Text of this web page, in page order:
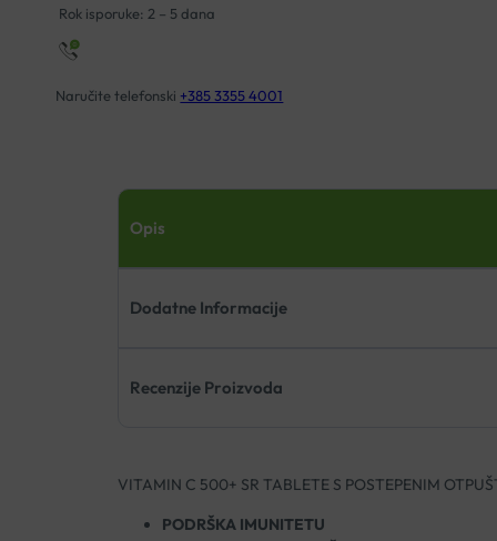
A100
KAL
Rok isporuke: 2 – 5 dana
Naručite telefonski +385 3355 4001
Opis
Dodatne Informacije
Recenzije Proizvoda
VITAMIN C 500+ SR TABLETE S POSTEPENIM
PODRŠKA IMUNITETU